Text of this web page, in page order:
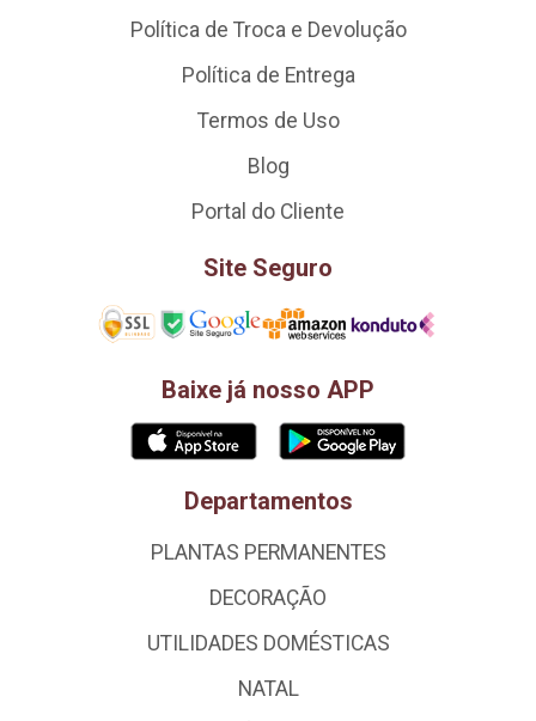
Política de Troca e Devolução
Política de Entrega
Termos de Uso
Blog
Portal do Cliente
Site Seguro
Baixe já nosso APP
Departamentos
PLANTAS PERMANENTES
DECORAÇÃO
UTILIDADES DOMÉSTICAS
NATAL